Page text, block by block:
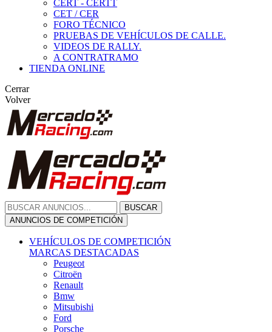
CERT - CERTT
CET / CER
FORO TÉCNICO
PRUEBAS DE VEHÍCULOS DE CALLE.
VIDEOS DE RALLY.
A CONTRATRAMO
TIENDA ONLINE
Cerrar
Volver
BUSCAR
ANUNCIOS DE COMPETICIÓN
VEHÍCULOS DE COMPETICIÓN
MARCAS DESTACADAS
Peugeot
Citroën
Renault
Bmw
Mitsubishi
Ford
Porsche